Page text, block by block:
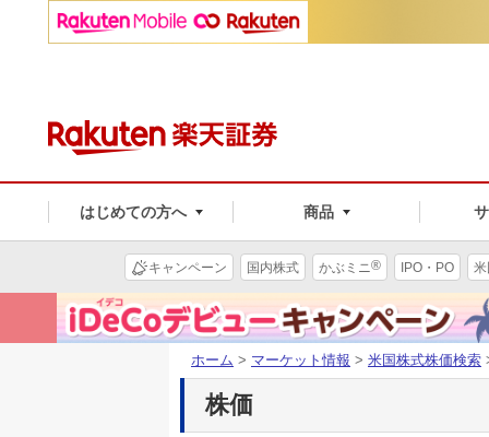
はじめての方へ 商品
キャンペーン 国内株式 かぶミニ® IPO・PO
ホーム > マーケット情報 > 米国株式株価検索
株価